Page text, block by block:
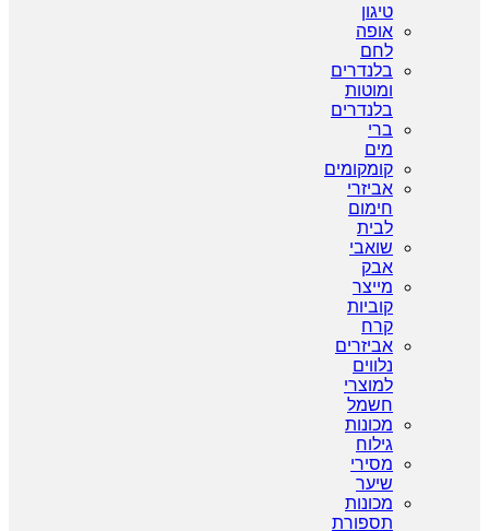
טיגון
אופה
לחם
בלנדרים
ומוטות
בלנדרים
ברי
מים
קומקומים
אביזרי
חימום
לבית
שואבי
אבק
מייצר
קוביות
קרח
אביזרים
נלווים
למוצרי
חשמל
מכונות
גילוח
מסירי
שיער
מכונות
תספורת